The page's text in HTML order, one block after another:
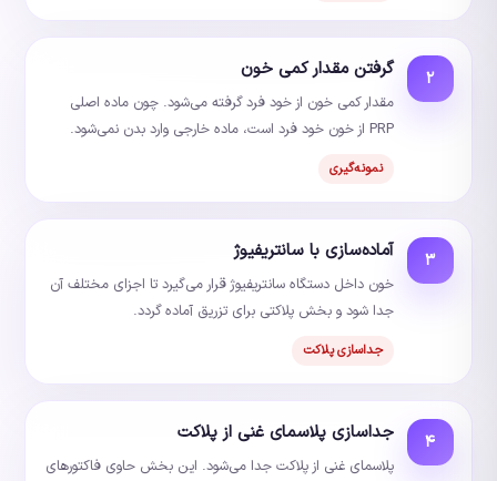
۲ گرفتن مقدار کمی خون
مقدار کمی خون از خود فرد گرفته می‌شود. چون ماده اصلی
PRP از خون خود فرد است، ماده خارجی وارد بدن نمی‌شود.
نمونه‌گیری
۳ آماده‌سازی با سانتریفیوژ
خون داخل دستگاه سانتریفیوژ قرار می‌گیرد تا اجزای مختلف آن
جدا شود و بخش پلاکتی برای تزریق آماده گردد.
جداسازی پلاکت
۴ جداسازی پلاسمای غنی از پلاکت
پلاسمای غنی از پلاکت جدا می‌شود. این بخش حاوی فاکتورهای